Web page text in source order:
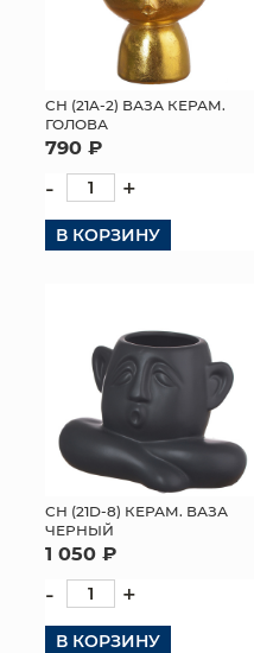
СН (21A-2) ВАЗА КЕРАМ.
ГОЛОВА
790 ₽
- +
В КОРЗИНУ
СН (21D-8) КЕРАМ. ВАЗА
ЧЕРНЫЙ
1 050 ₽
- +
В КОРЗИНУ